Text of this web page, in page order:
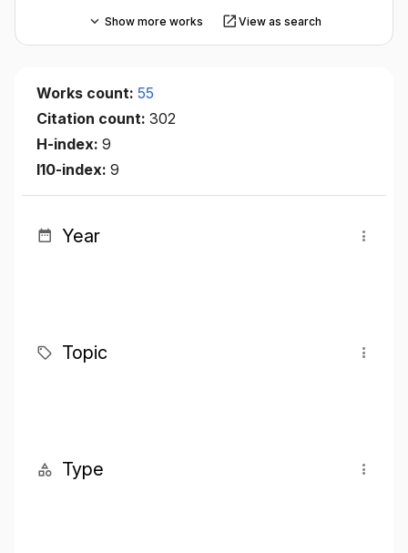
Show more works View as search
Works count: 55
Citation count: 302
H-index: 9
I10-index: 9
Year
Topic
Type